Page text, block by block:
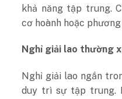
khả năng tập trung.
cơ hoành hoặc
Nghỉ giải lao thường
Nghỉ giải lao ngắn
duy trì sự tập trung.